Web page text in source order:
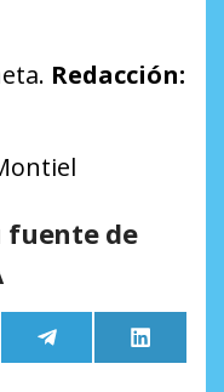
Redacción:
fuente de
Compartir
en
Telegram
en
LinkedIn